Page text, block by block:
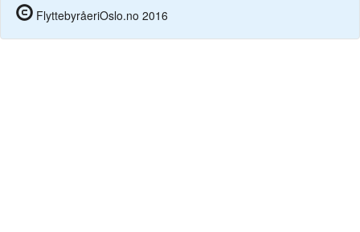
FlyttebyråeriOslo.no 2016